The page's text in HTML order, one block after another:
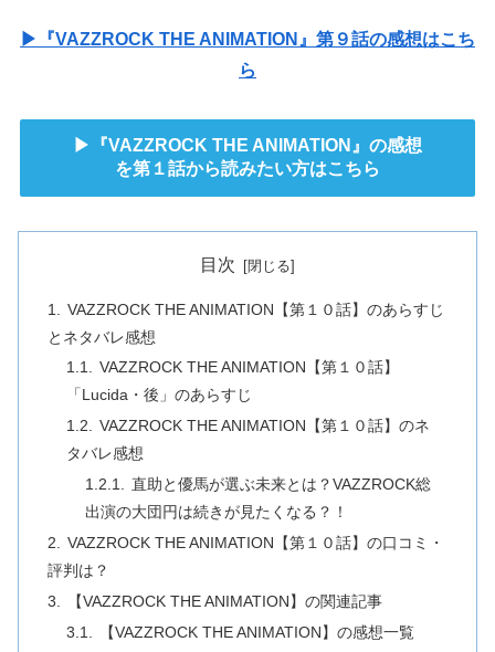
▶『VAZZROCK THE ANIMATION』第９話の感想はこち
ら
▶『VAZZROCK THE ANIMATION』の感想
を第１話から読みたい方はこちら
目次
VAZZROCK THE ANIMATION【第１０話】のあらすじ
とネタバレ感想
VAZZROCK THE ANIMATION【第１０話】
「Lucida・後」のあらすじ
VAZZROCK THE ANIMATION【第１０話】のネ
タバレ感想
直助と優馬が選ぶ未来とは？VAZZROCK総
出演の大団円は続きが見たくなる？！
VAZZROCK THE ANIMATION【第１０話】の口コミ・
評判は？
【VAZZROCK THE ANIMATION】の関連記事
【VAZZROCK THE ANIMATION】の感想一覧